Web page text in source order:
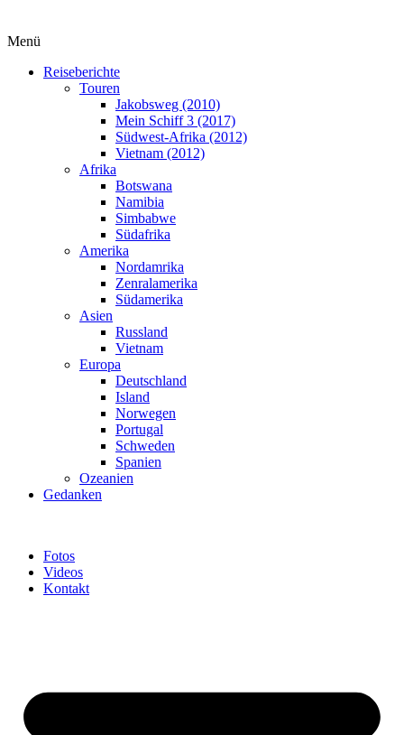
Menü
Reiseberichte
Touren
Jakobsweg (2010)
Mein Schiff 3 (2017)
Südwest-Afrika (2012)
Vietnam (2012)
Afrika
Botswana
Namibia
Simbabwe
Südafrika
Amerika
Nordamrika
Zenralamerika
Südamerika
Asien
Russland
Vietnam
Europa
Deutschland
Island
Norwegen
Portugal
Schweden
Spanien
Ozeanien
Gedanken
Fotos
Videos
Kontakt